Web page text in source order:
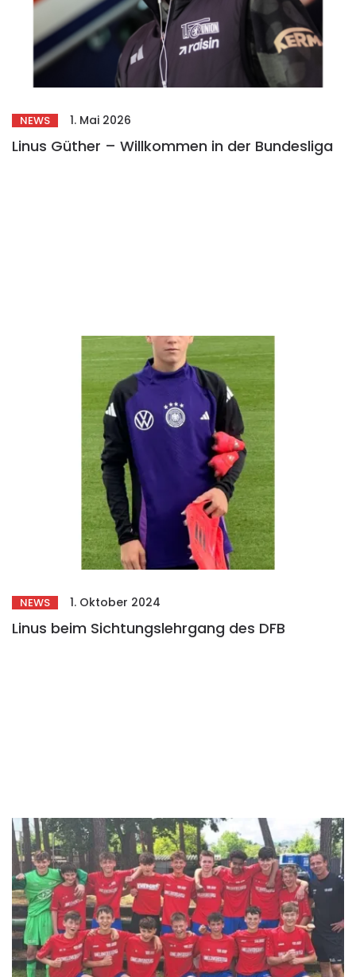
NEWS 1. Mai 2026
Linus Güther – Willkommen in der Bundesliga
NEWS 1. Oktober 2024
Linus beim Sichtungslehrgang des DFB